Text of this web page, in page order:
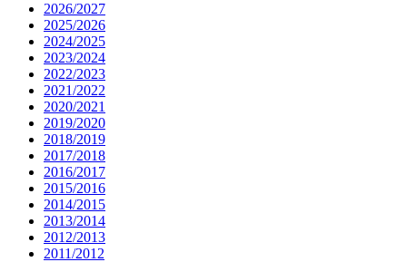
2026/2027
2025/2026
2024/2025
2023/2024
2022/2023
2021/2022
2020/2021
2019/2020
2018/2019
2017/2018
2016/2017
2015/2016
2014/2015
2013/2014
2012/2013
2011/2012